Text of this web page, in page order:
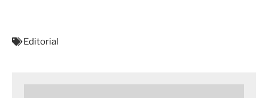
Editorial